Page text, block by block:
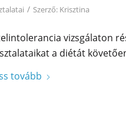
/ Szerző: Krisztina
vizsgálaton
a diétát
tovább